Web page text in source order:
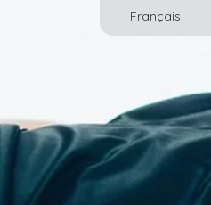
Français